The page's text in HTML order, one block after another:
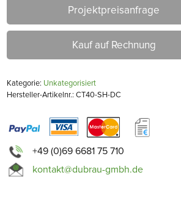
Projektpreisanfrage
Kauf auf Rechnung
Kategorie: Unkategorisiert
Hersteller-Artikelnr.: CT40-SH-DC
+49 (0)69 6681 75 710
kontakt@dubrau-gmbh.de